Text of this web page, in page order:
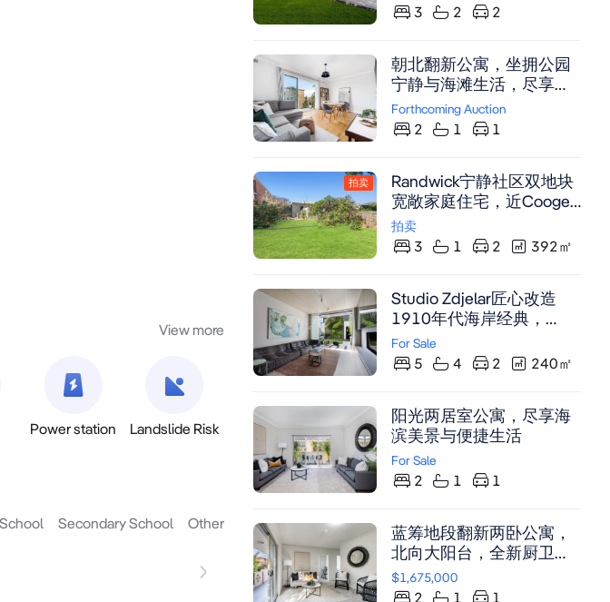
View more
Power station Landslide Risk
Secondary School Other
3 2 2
朝北翻新公寓，坐拥公园
宁静与海滩生活，尽享
Coogee购物中心便利
Forthcoming Auction
2 1 1
拍卖
Randwick宁静社区双地块
宽敞家庭住宅，近Coogee
海滩与The Spot商圈，潜
力无限改建空间
拍卖
3 1 2 392㎡
Studio Zdjelar匠心改造
1910年代海岸经典，
Coogee名贵街道转角地
块，垂直花园环绕北向露
海滩仅500米。
For Sale
5 4 2 240㎡
阳光两居室公寓，尽享海
滨美景与便捷生活
For Sale
2 1 1
蓝筹地段翻新两卧公寓，
北向大阳台，全新厨卫，
自动车库，绝美水景
$1,675,000
2 1 1